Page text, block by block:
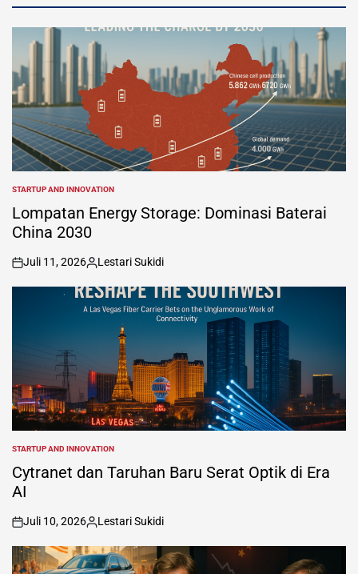
POSTED
IN
STARTUP AND INNOVATION
Lompatan Energy Storage: Dominasi Baterai
China 2030
on
Juli 11, 2026
Posted
by
Lestari Sukidi
POSTED
IN
STARTUP AND INNOVATION
Cytranet dan Taruhan Baru Serat Optik di Era
AI
on
Juli 10, 2026
Posted
by
Lestari Sukidi